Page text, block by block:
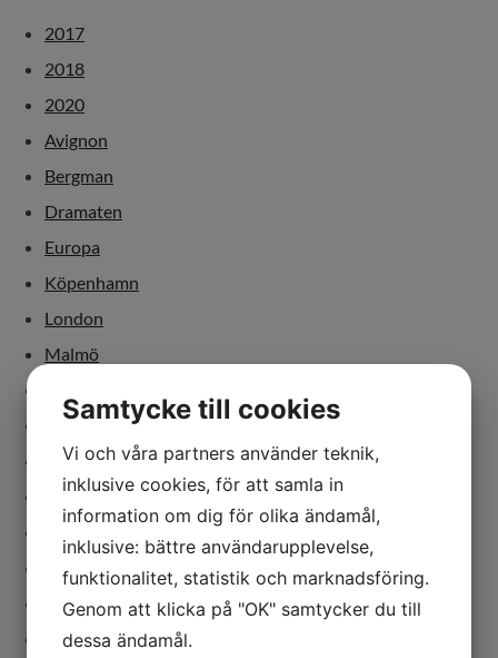
2017
2018
2020
Avignon
Bergman
Dramaten
Europa
Köpenhamn
London
Malmö
Sverige
dans
debatt
festival
genusdebatt
kvinnor
Samtycke till cookies
Vi och våra partners använder teknik,
inklusive cookies, för att samla in
information om dig för olika ändamål,
inklusive: bättre användarupplevelse,
funktionalitet, statistik och marknadsföring.
Genom att klicka på "OK" samtycker du till
dessa ändamål.